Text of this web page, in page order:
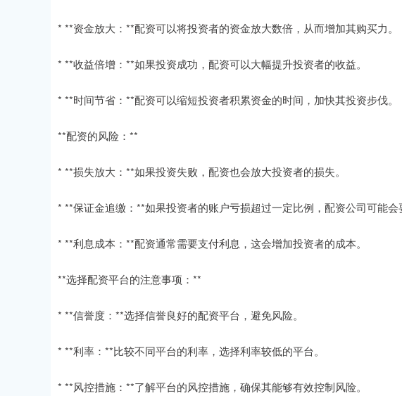
* **资金放大：**配资可以将投资者的资金放大数倍，从而增加其购买力。
* **收益倍增：**如果投资成功，配资可以大幅提升投资者的收益。
* **时间节省：**配资可以缩短投资者积累资金的时间，加快其投资步伐。
**配资的风险：**
* **损失放大：**如果投资失败，配资也会放大投资者的损失。
* **保证金追缴：**如果投资者的账户亏损超过一定比例，配资公司可能会
* **利息成本：**配资通常需要支付利息，这会增加投资者的成本。
**选择配资平台的注意事项：**
* **信誉度：**选择信誉良好的配资平台，避免风险。
* **利率：**比较不同平台的利率，选择利率较低的平台。
* **风控措施：**了解平台的风控措施，确保其能够有效控制风险。